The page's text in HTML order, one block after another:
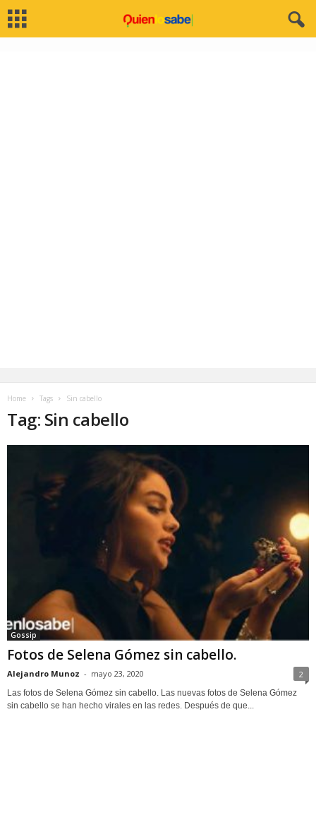
Home Tags Sin cabello
Tag: Sin cabello
Gossip
Fotos de Selena Gómez sin cabello.
Alejandro Munoz - mayo 23, 2020 2
Las fotos de Selena Gómez sin cabello. Las nuevas fotos de Selena Gómez
sin cabello se han hecho virales en las redes. Después de que...